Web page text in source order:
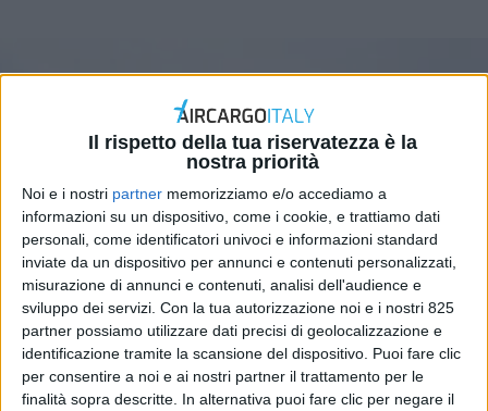
Il rispetto della tua riservatezza è la
nostra priorità
Noi e i nostri partner memorizziamo e/o accediamo a
informazioni su un dispositivo, come i cookie, e trattiamo dati
personali, come identificatori univoci e informazioni standard
inviate da un dispositivo per annunci e contenuti personalizzati,
misurazione di annunci e contenuti, analisi dell'audience e
sviluppo dei servizi. Con la tua autorizzazione noi e i nostri 825
partner possiamo utilizzare dati precisi di geolocalizzazione e
identificazione tramite la scansione del dispositivo. Puoi fare clic
per consentire a noi e ai nostri partner il trattamento per le
finalità sopra descritte. In alternativa puoi fare clic per negare il